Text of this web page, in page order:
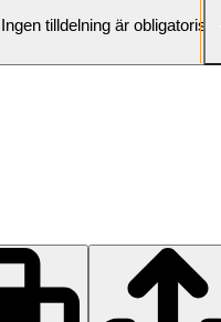
Ingen tilldelning är obligatorisk